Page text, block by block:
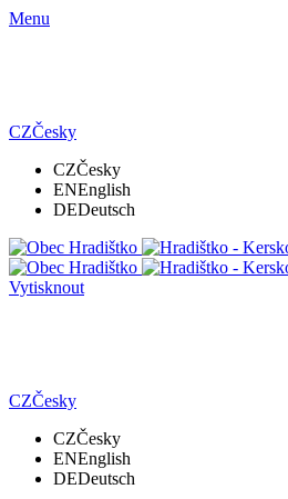
Menu
CZČesky
CZČesky
ENEnglish
DEDeutsch
Vytisknout
CZČesky
CZČesky
ENEnglish
DEDeutsch